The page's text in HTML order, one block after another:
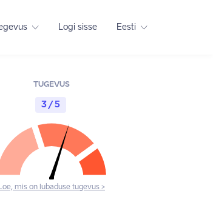
Logi sisse Eesti
TUGEVUS
3 / 5
Loe, mis on lubaduse tugevus >